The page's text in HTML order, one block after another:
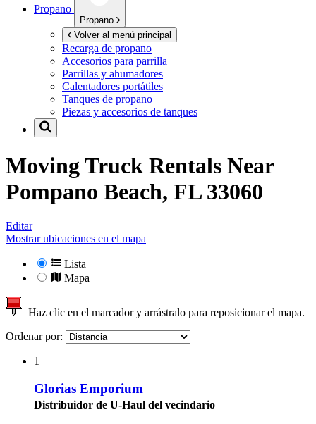
Propano
Propano
Volver al menú principal
Recarga de propano
Accesorios para parrilla
Parrillas y ahumadores
Calentadores portátiles
Tanques de propano
Piezas y accesorios de tanques
Moving Truck Rentals Near
Pompano Beach, FL 33060
Editar
Mostrar ubicaciones en el mapa
Lista
Mapa
Haz clic en el marcador y arrástralo para reposicionar el mapa.
Ordenar por:
1
Glorias Emporium
Distribuidor de U-Haul del vecindario